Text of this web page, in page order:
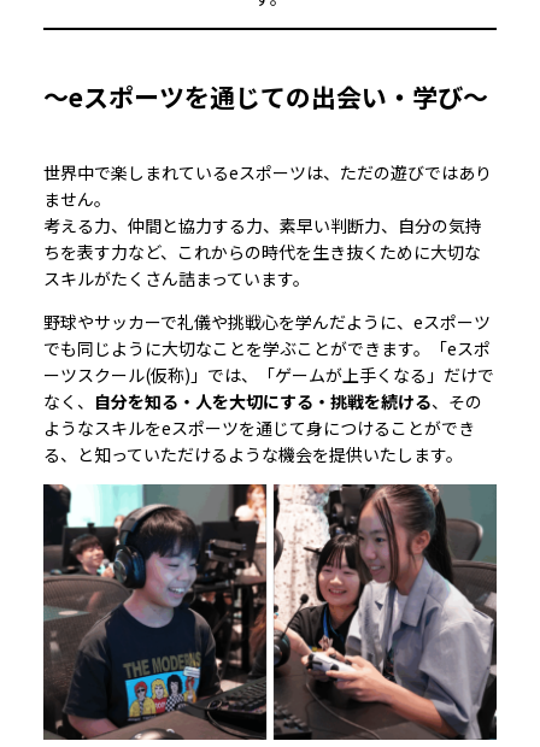
〜eスポーツを通じての出会い・学び〜
世界中で楽しまれているeスポーツは、ただの遊びではあり
ません。
考える力、仲間と協力する力、素早い判断力、自分の気持
ちを表す力など、これからの時代を生き抜くために大切な
スキルがたくさん詰まっています。
野球やサッカーで礼儀や挑戦心を学んだように、eスポーツ
でも同じように大切なことを学ぶことができます。「eスポ
ーツスクール(仮称)」では、「ゲームが上手くなる」だけで
なく、 自分を知る・人を大切にする・挑戦を続ける、その
ようなスキルをeスポーツを通じて身につけることができ
る、と知っていただけるような機会を提供いたします。